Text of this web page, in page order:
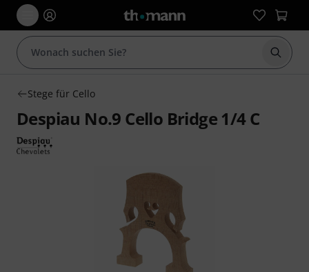
Suche
Stege für Cello
Despiau No.9 Cello Bridge 1/4 C